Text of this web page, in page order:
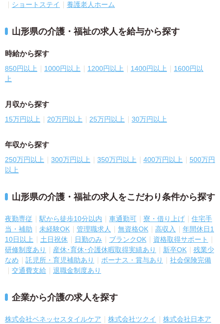
ショートステイ
養護老人ホーム
山形県の介護・福祉の求人を給与から探す
時給から探す
850円以上 1000円以上 1200円以上 1400円以上
1600円以
上
月収から探す
15万円以上 20万円以上 25万円以上 30万円以上
年収から探す
250万円以上 300万円以上 350万円以上 400万円以上
500万円
以上
山形県の介護・福祉の求人をこだわり条件から探す
夜勤専従 駅から徒歩10分以内 車通勤可 寮・借り上げ
住宅手
当・補助
未経験OK 管理職求人 無資格OK 高収入
年間休日1
10日以上
土日祝休 日勤のみ ブランクOK
資格取得サポート
研修制度あり
産休･育休･介護休暇取得実績あり 新卒OK
残業少
なめ
託児所・育児補助あり ボーナス・賞与あり
社会保険完備
交通費支給
退職金制度あり
企業から介護の求人を探す
株式会社ベネッセスタイルケア 株式会社ツクイ
株式会社日本ア